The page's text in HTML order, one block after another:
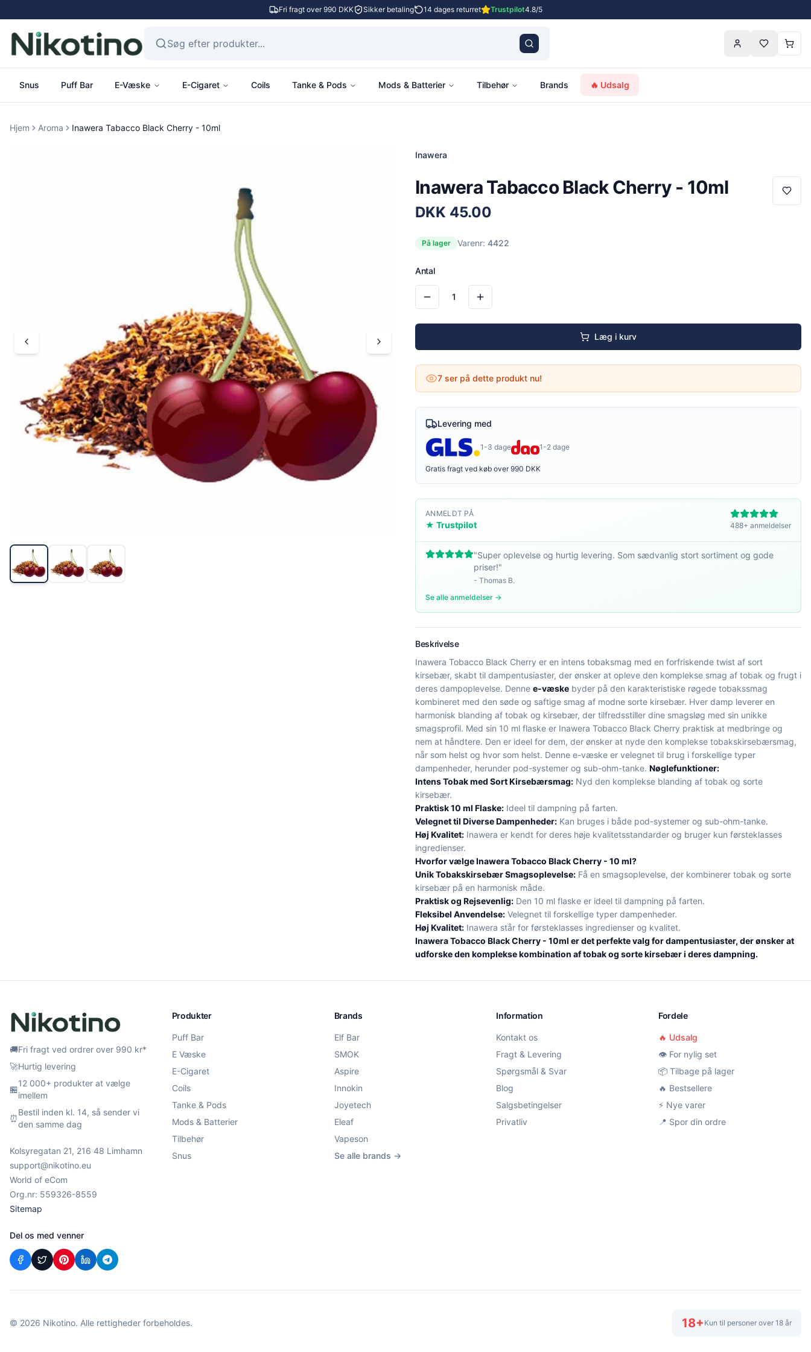
Fri fragt over 990 DKK Sikker betaling 14 dages returret Trustpilot4.8/5
Snus Puff Bar E-Væske E-Cigaret Coils Tanke & Pods Mods & Batterier Tilbehør Brands 🔥 Udsalg
Hjem Aroma Inawera Tabacco Black Cherry - 10ml
Inawera
Inawera Tabacco Black Cherry - 10ml
DKK 45.00
På lager Varenr: 4422
Antal
1
Læg i kurv
7 ser på dette produkt nu!
Levering med
1-3 dage 1-2 dage
Gratis fragt ved køb over 990 DKK
ANMELDT PÅ
★ Trustpilot 488+ anmeldelser
"Super oplevelse og hurtig levering. Som sædvanlig stort sortiment og gode
priser!"
- Thomas B.
Se alle anmeldelser →
Beskrivelse
Inawera Tobacco Black Cherry er en intens tobaksmag med en forfriskende twist af sort
kirsebær, skabt til dampentusiaster, der ønsker at opleve den komplekse smag af tobak og frugt i
deres dampoplevelse. Denne e-væske byder på den karakteristiske røgede tobakssmag
kombineret med den søde og saftige smag af modne sorte kirsebær. Hver damp leverer en
harmonisk blanding af tobak og kirsebær, der tilfredsstiller dine smagsløg med sin unikke
smagsprofil. Med sin 10 ml flaske er Inawera Tobacco Black Cherry praktisk at medbringe og
nem at håndtere. Den er ideel for dem, der ønsker at nyde den komplekse tobakskirsebærsmag,
når som helst og hvor som helst. Denne e-væske er velegnet til brug i forskellige typer
dampenheder, herunder pod-systemer og sub-ohm-tanke. Nøglefunktioner:
Intens Tobak med Sort Kirsebærsmag: Nyd den komplekse blanding af tobak og sorte
kirsebær.
Praktisk 10 ml Flaske: Ideel til dampning på farten.
Velegnet til Diverse Dampenheder: Kan bruges i både pod-systemer og sub-ohm-tanke.
Høj Kvalitet: Inawera er kendt for deres høje kvalitetsstandarder og bruger kun førsteklasses
ingredienser.
Hvorfor vælge Inawera Tobacco Black Cherry - 10 ml?
Unik Tobakskirsebær Smagsoplevelse: Få en smagsoplevelse, der kombinerer tobak og sorte
kirsebær på en harmonisk måde.
Praktisk og Rejsevenlig: Den 10 ml flaske er ideel til dampning på farten.
Fleksibel Anvendelse: Velegnet til forskellige typer dampenheder.
Høj Kvalitet: Inawera står for førsteklasses ingredienser og kvalitet.
Inawera Tobacco Black Cherry - 10ml er det perfekte valg for dampentusiaster, der ønsker at
udforske den komplekse kombination af tobak og sorte kirsebær i deres dampning.
🚚Fri fragt ved ordrer over 990 kr*
🚀Hurtig levering
🏪
12 000+ produkter at vælge
imellem
⏰
Bestil inden kl. 14, så sender vi
den samme dag
Kolsyregatan 21, 216 48 Limhamn
support@nikotino.eu
World of eCom
Org.nr: 559326-8559
Sitemap
Del os med venner
Produkter
Puff Bar
E Væske
E-Cigaret
Coils
Tanke & Pods
Mods & Batterier
Tilbehør
Snus
Brands
Elf Bar
SMOK
Aspire
Innokin
Joyetech
Eleaf
Vapeson
Se alle brands →
Information
Kontakt os
Fragt & Levering
Spørgsmål & Svar
Blog
Salgsbetingelser
Privatliv
Fordele
🔥 Udsalg
👁️ For nylig set
📦 Tilbage på lager
🔥 Bestsellere
⚡ Nye varer
📍 Spor din ordre
© 2026 Nikotino. Alle rettigheder forbeholdes. 18+ Kun til personer over 18 år